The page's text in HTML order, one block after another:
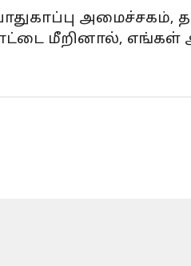
அமைச்சகம்,
மீறினால், எங்கள்